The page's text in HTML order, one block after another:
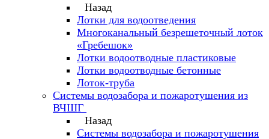
Назад
Лотки для водоотведения
Многоканальный безрешеточный лоток
«Гребешок»
Лотки водоотводные пластиковые
Лотки водоотводные бетонные
Лоток-труба
Системы водозабора и пожаротушения из
ВЧШГ
Назад
Системы водозабора и пожаротушения